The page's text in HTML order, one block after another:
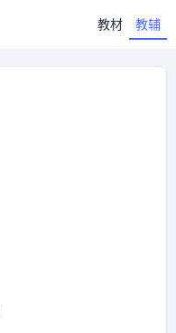
教材 教辅